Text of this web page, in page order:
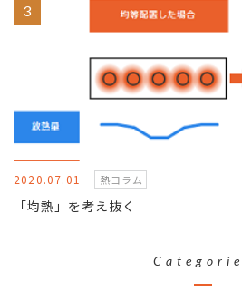
2020.07.01 熱コラム
「均熱」を考え抜く